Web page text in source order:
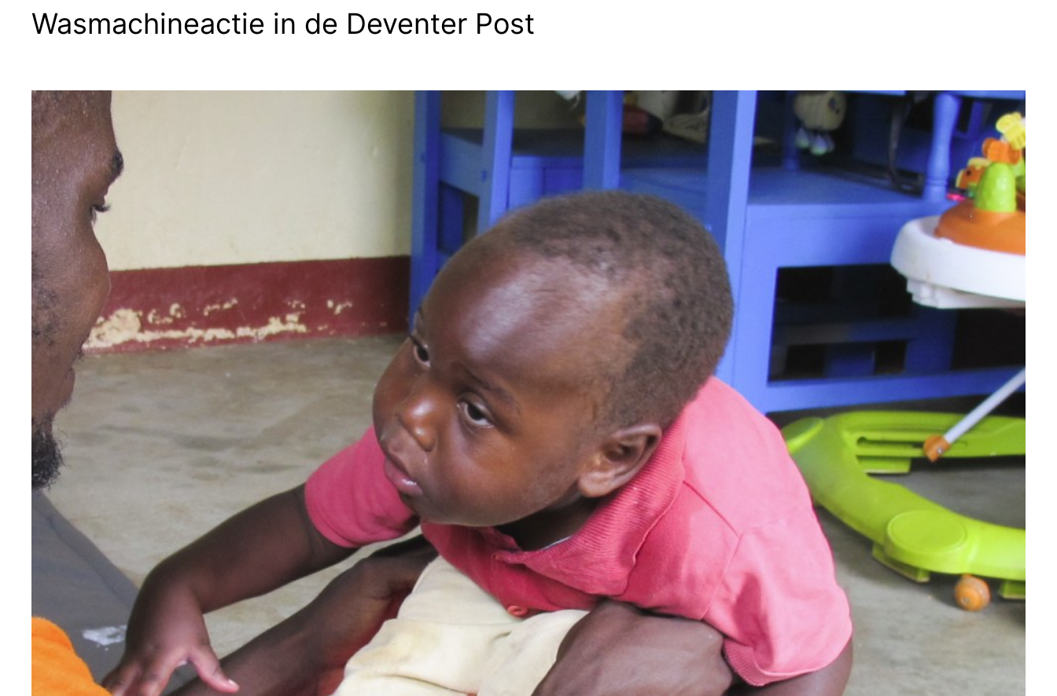
Wasmachineactie in de Deventer Post